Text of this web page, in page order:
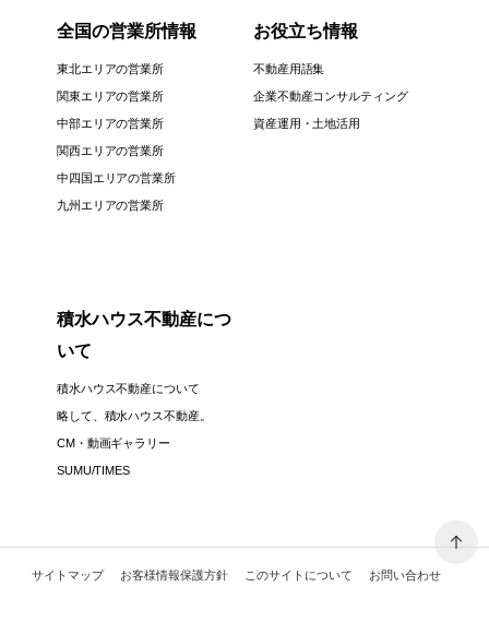
全国の営業所情報
東北エリアの営業所
関東エリアの営業所
中部エリアの営業所
関西エリアの営業所
中四国エリアの営業所
九州エリアの営業所
お役立ち情報
不動産用語集
企業不動産コンサルティング
資産運用・土地活用
積水ハウス不動産につ
いて
積水ハウス不動産について
略して、積水ハウス不動産。
CM・動画ギャラリー
SUMU/TIMES
サイトマップ お客様情報保護方針 このサイトについて お問い合わせ